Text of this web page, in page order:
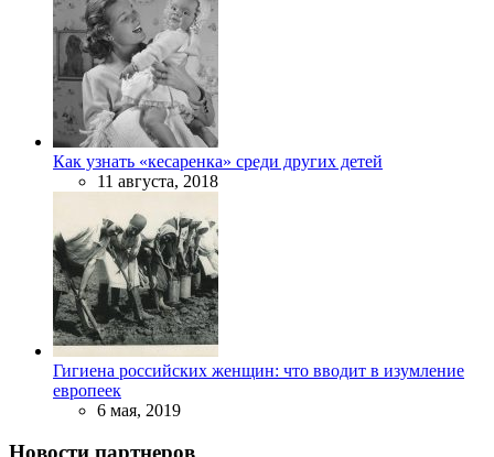
Как узнать «кесаренка» среди других детей
11 августа, 2018
Гигиена российских женщин: что вводит в изумление
европеек
6 мая, 2019